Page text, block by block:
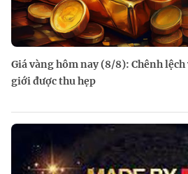
Giá vàng hôm nay (8/8): Chênh
giới được thu hẹp